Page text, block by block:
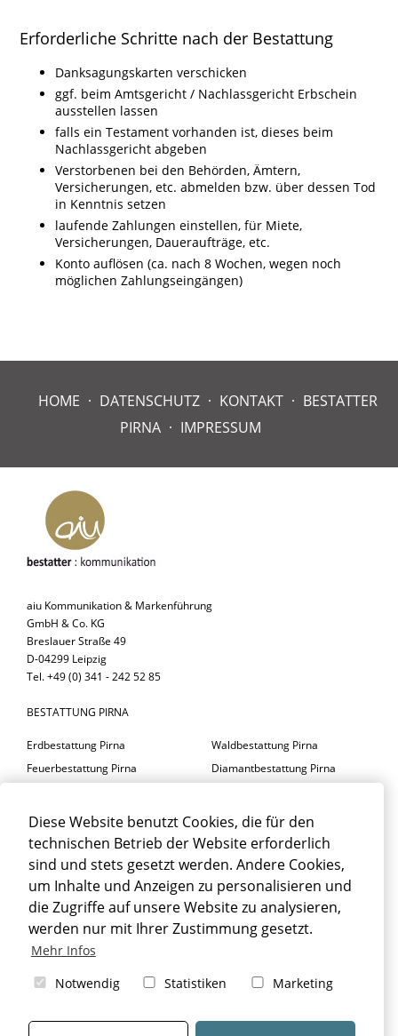
Diese Website benutzt Cookies, die für den
technischen Betrieb der Website erforderlich
sind und stets gesetzt werden. Andere Cookies,
um Inhalte und Anzeigen zu personalisieren und
die Zugriffe auf unsere Website zu analysieren,
werden nur mit Ihrer Zustimmung gesetzt.
Mehr Infos
Notwendig
Statistiken Marketing
Erforderliche Schritte nach der Bestattung
Danksagungskarten verschicken
ggf. beim Amtsgericht / Nachlassgericht Erbschein
ausstellen lassen
falls ein Testament vorhanden ist, dieses beim
Nachlassgericht abgeben
Verstorbenen bei den Behörden, Ämtern,
Versicherungen, etc. abmelden bzw. über dessen Tod
in Kenntnis setzen
laufende Zahlungen einstellen, für Miete,
Versicherungen, Daueraufträge, etc.
Konto auflösen (ca. nach 8 Wochen, wegen noch
möglichen Zahlungseingängen)
HOME DATENSCHUTZ KONTAKT
BESTATTER
PIRNA
IMPRESSUM
aiu Kommunikation & Markenführung
GmbH & Co. KG
Breslauer Straße 49
D-04299 Leipzig
Tel. +49 (0) 341 - 242 52 85
BESTATTUNG PIRNA
Erdbestattung Pirna
Feuerbestattung Pirna
Waldbestattung Pirna
Diamantbestattung Pirna
BESTATTER PIRNA
Trauerfeier Pirna
Trauerbegleitung Pirna
Beisetzung Pirna
Trauerfloristik Pirna
Trauerhalle Pirna
TRAUERFALL PIRNA
Sterbefall Pirna
Bestattungsarten Pirna
Erbrecht Pirna